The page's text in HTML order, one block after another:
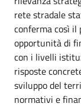
rete stradale
conferma così
opportunità di
con i livelli
risposte
sviluppo del
normativi e